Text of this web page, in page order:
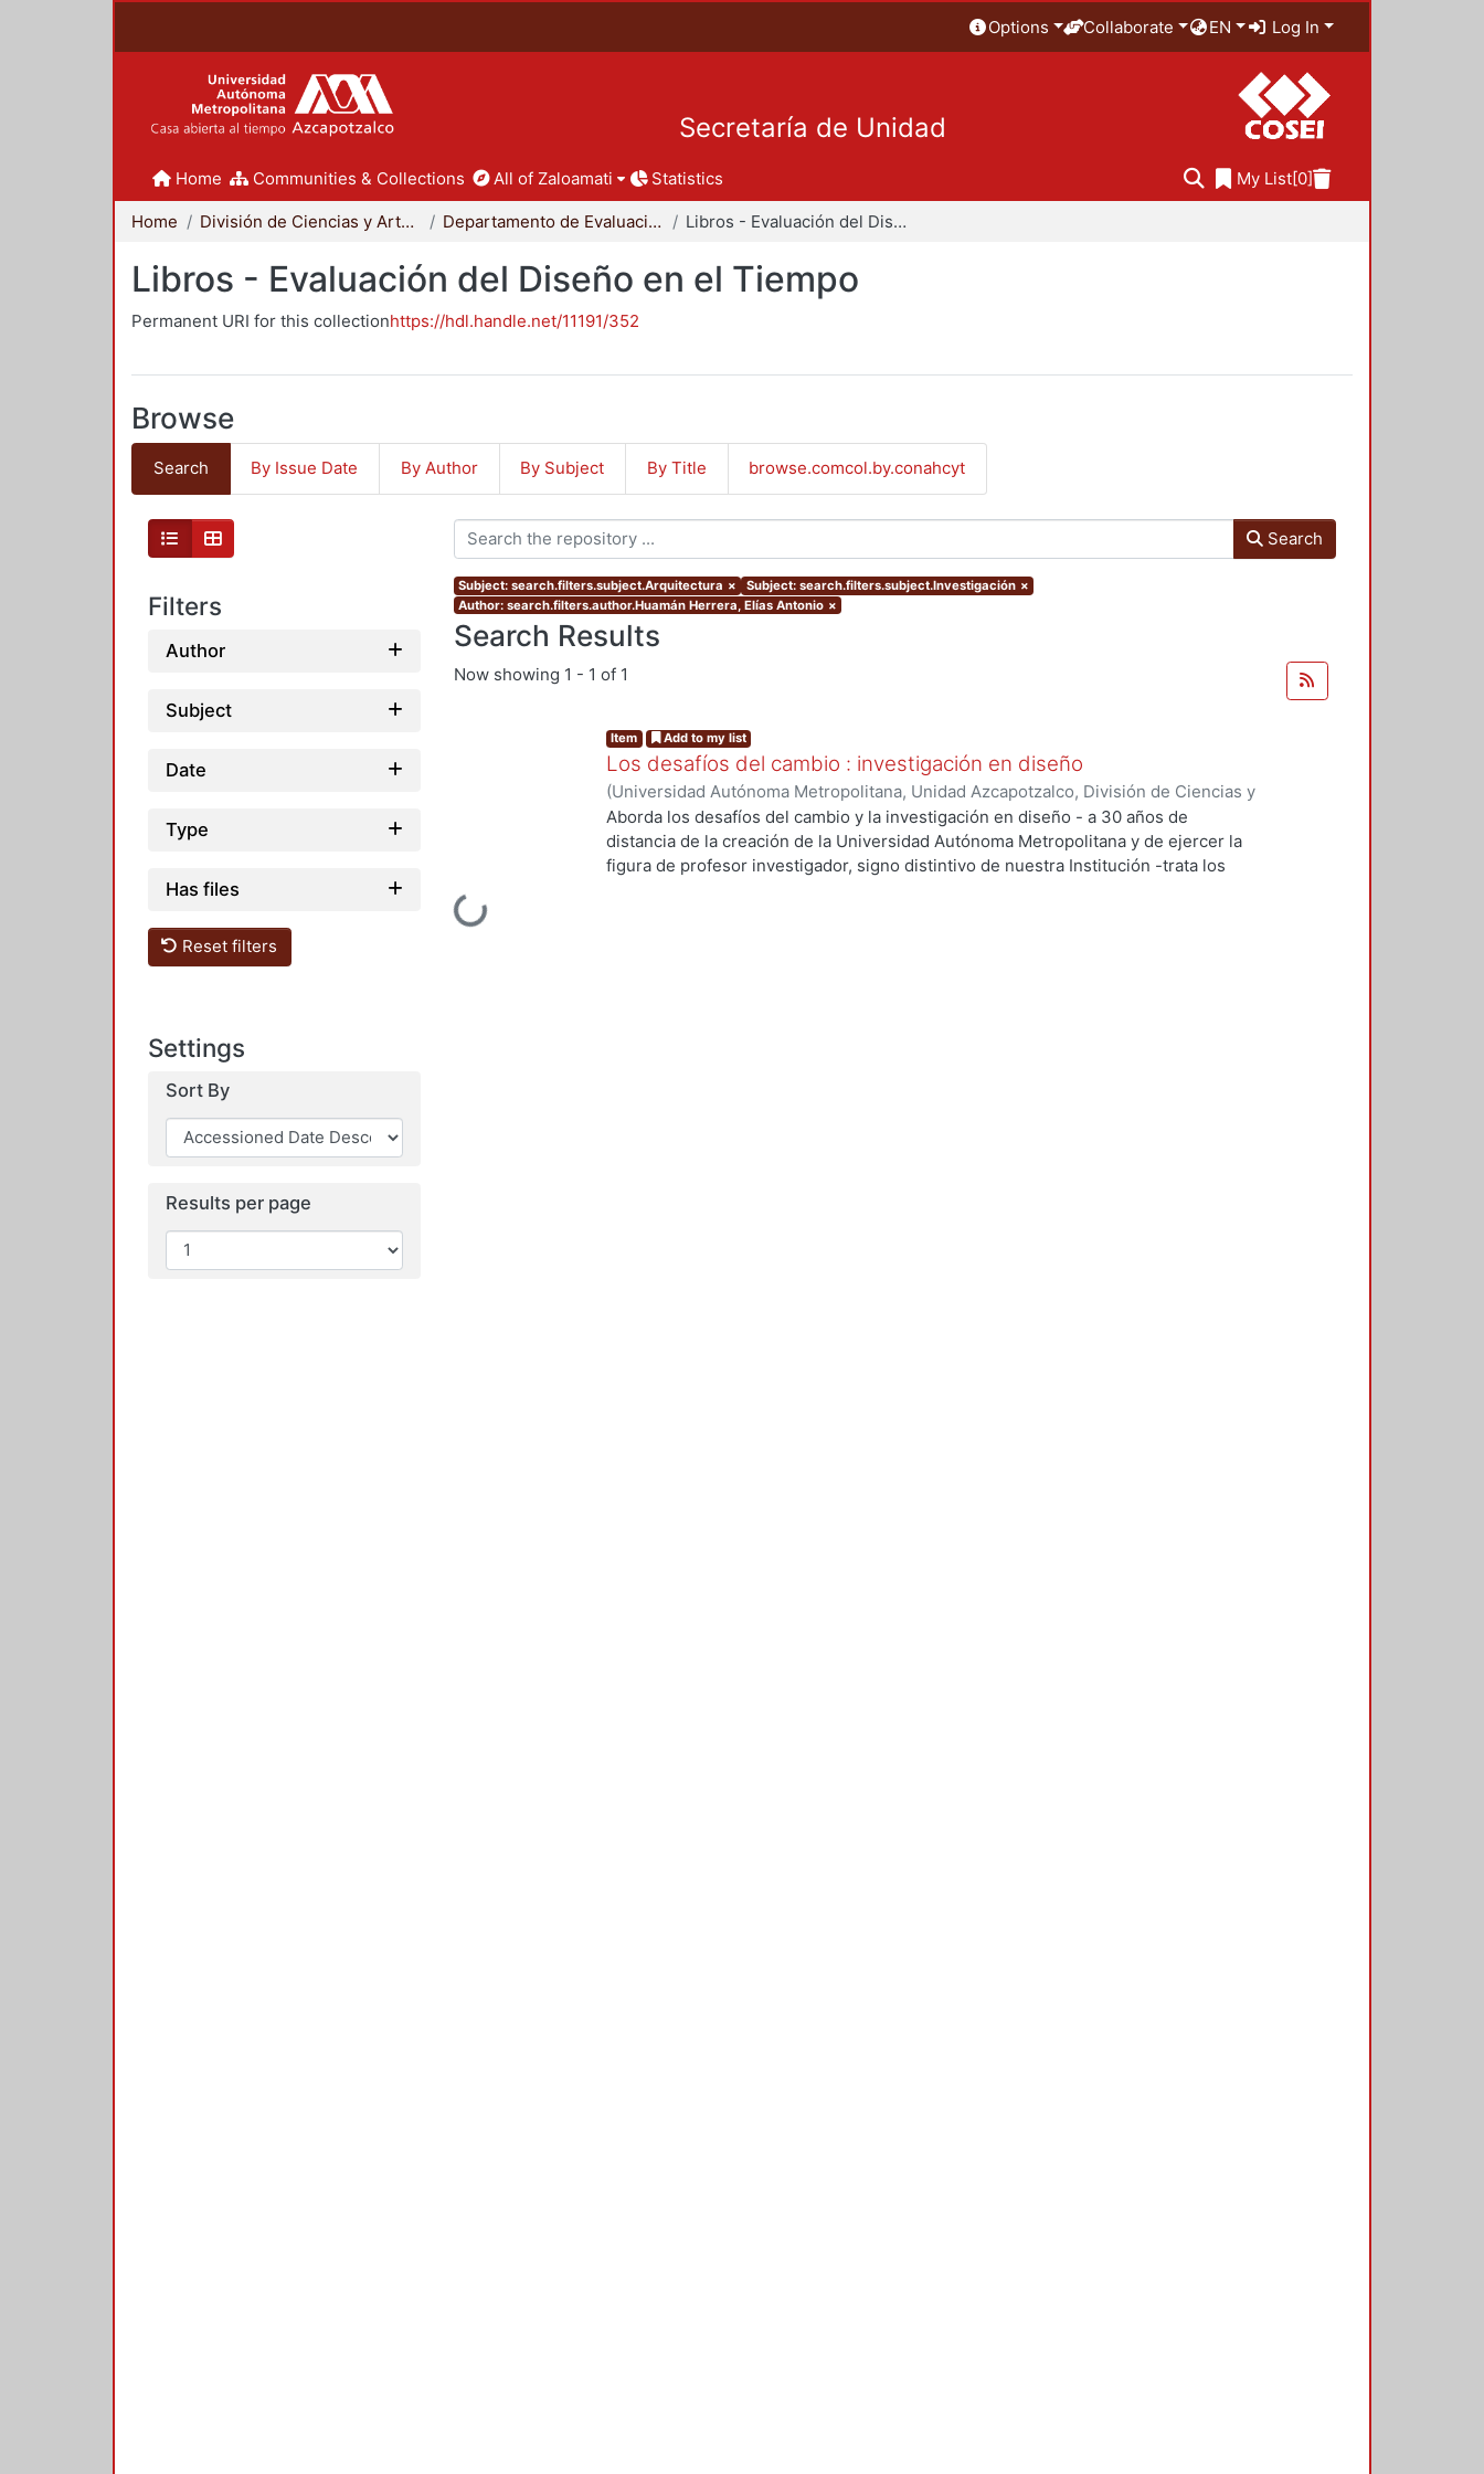
Options Collaborate EN Log In
Secretaría de Unidad
Home Communities & Collections All of Zaloamati Statistics My List[0]
Home División de Ciencias y Artes para el Diseño Departamento de Evaluación del Diseño en el Tiempo Libros - Evaluación del Diseño en el Tiempo
Libros - Evaluación del Diseño en el Tiempo
Permanent URI for this collectionhttps://hdl.handle.net/11191/352
Browse
Search By Issue Date By Author By Subject By Title browse.comcol.by.conahcyt
Filters
Author
Subject
Date
Type
Has files
Reset filters
Settings
Sort By
Results per page
Search
Subject: search.filters.subject.Arquitectura × Subject: search.filters.subject.Investigación ×
Author: search.filters.author.Huamán Herrera, Elías Antonio ×
Search Results
Now showing 1 - 1 of 1
Loading...
Item Add to my list
Los desafíos del cambio : investigación en diseño
(Universidad Autónoma Metropolitana, Unidad Azcapotzalco, División de Ciencias y
Artes para el Diseño, Departamento de Evaluación del Diseño en el Tiempo
12)Córdoba Flores, Consuelo;Huamán Herrera, Elías Antonio;Meléndez Crespo,
Ana;Morales Moreno, Jorge;Redondo Gómez, Maruja;Terrazas, Oscar;Herrera G.
Aborda los desafíos del cambio y la investigación en diseño - a 30 años de
distancia de la creación de la Universidad Autónoma Metropolitana y de ejercer la
figura de profesor investigador, signo distintivo de nuestra Institución -trata los